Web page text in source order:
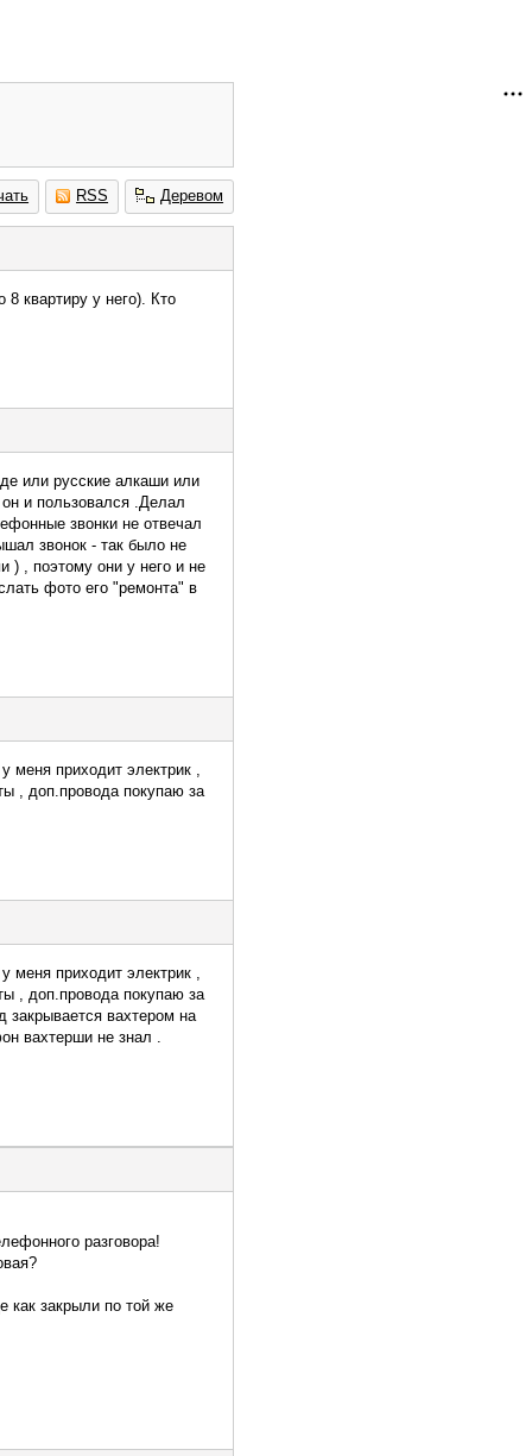
RSS Деревом
квартиру у него). Кто
или русские алкаши или
и пользовался .Делал
звонки не отвечал
звонок - так было не
) , поэтому они у него и не
фото его "ремонта" в
меня приходит электрик ,
, доп.провода покупаю за
меня приходит электрик ,
, доп.провода покупаю за
закрывается вахтером на
вахтерши не знал .
разговора!
как закрыли по той же